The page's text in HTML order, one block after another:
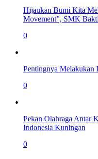
Hijaukan Bumi Kita
Movement”, SMK
0
Pentingnya Melakukan
0
Pekan Olahraga Antar
Indonesia Kuningan
0